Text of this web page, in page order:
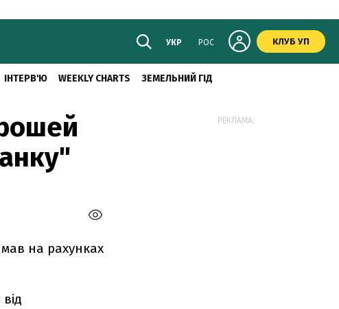
УКР РОС КЛУБ УП
ІНТЕРВ'Ю WEEKLY CHARTS ЗЕМЕЛЬНИЙ ГІД
на рахунках
РЕКЛАМА: